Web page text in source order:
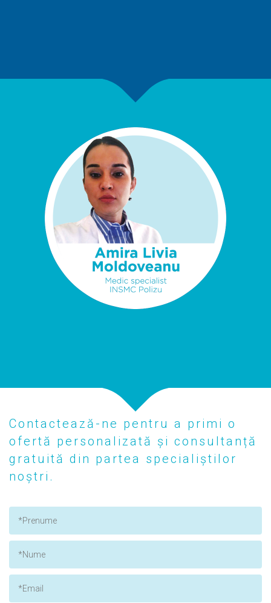
Contactează-ne pentru a primi o
ofertă personalizată și consultanță
gratuită din partea specialiștilor
noștri.